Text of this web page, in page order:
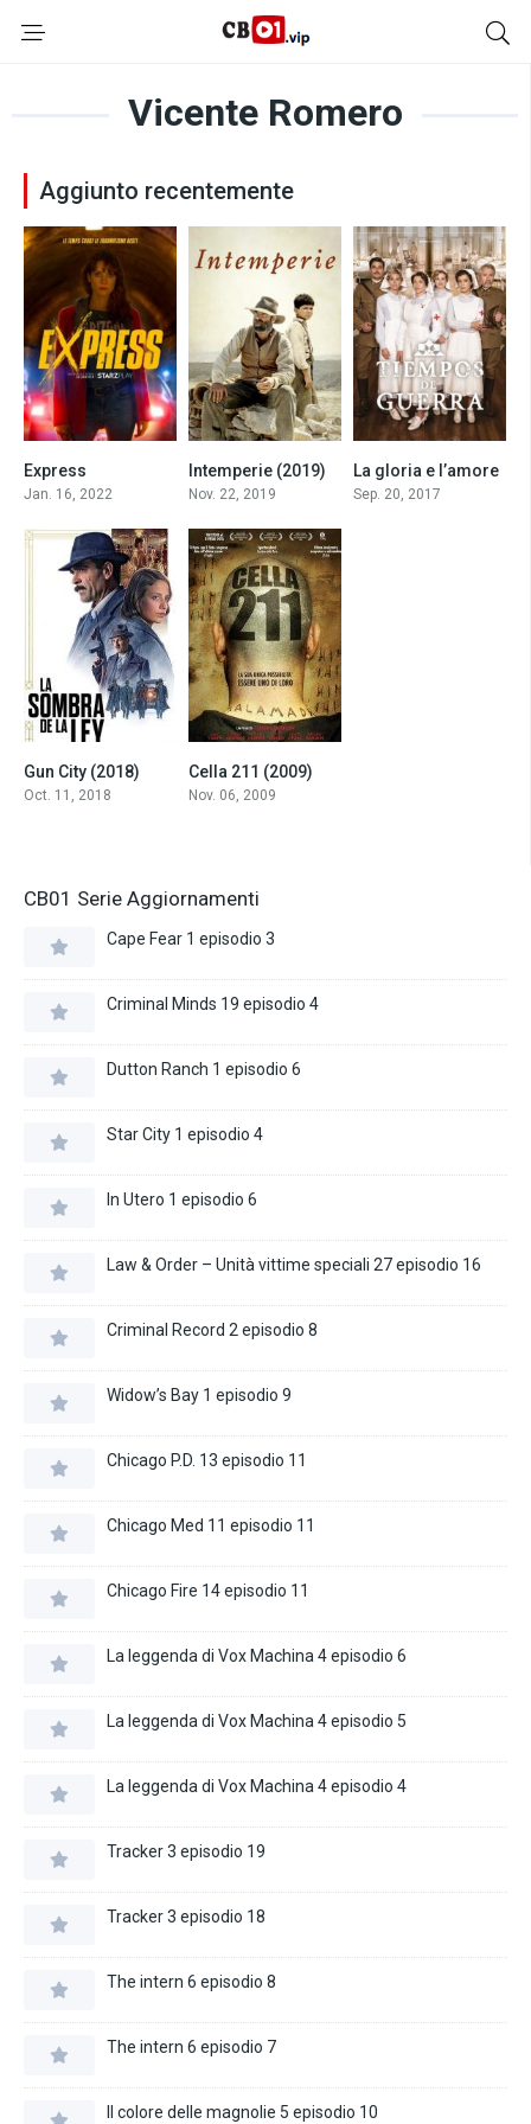
Vicente Romero
Aggiunto recentemente
Express
Jan. 16, 2022
6.8
Intemperie (2019)
Nov. 22, 2019
7.3
La gloria e l’amore
Sep. 20, 2017
Gun City (2018)
Oct. 11, 2018
7.7
Cella 211 (2009)
Nov. 06, 2009
CB01 Serie Aggiornamenti
Cape Fear 1 episodio 3
Criminal Minds 19 episodio 4
Dutton Ranch 1 episodio 6
Star City 1 episodio 4
In Utero 1 episodio 6
Law & Order – Unità vittime speciali 27 episodio 16
Criminal Record 2 episodio 8
Widow’s Bay 1 episodio 9
Chicago P.D. 13 episodio 11
Chicago Med 11 episodio 11
Chicago Fire 14 episodio 11
La leggenda di Vox Machina 4 episodio 6
La leggenda di Vox Machina 4 episodio 5
La leggenda di Vox Machina 4 episodio 4
Tracker 3 episodio 19
Tracker 3 episodio 18
The intern 6 episodio 8
The intern 6 episodio 7
Il colore delle magnolie 5 episodio 10